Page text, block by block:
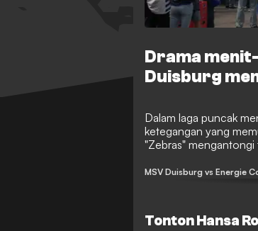
Drama
Duisburg
Dalam laga puncak
ketegangan yang
"Zebras"
MSV Duisburg vs Energie
Tonton Hansa